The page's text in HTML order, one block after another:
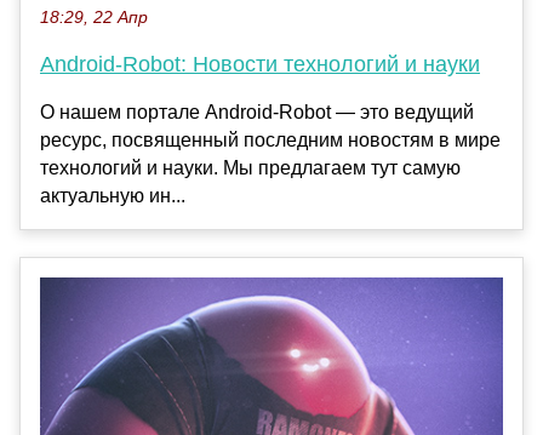
18:29, 22 Апр
Android-Robot: Новости технологий и науки
О нашем портале Android-Robot — это ведущий
ресурс, посвященный последним новостям в мире
технологий и науки. Мы предлагаем тут самую
актуальную ин...